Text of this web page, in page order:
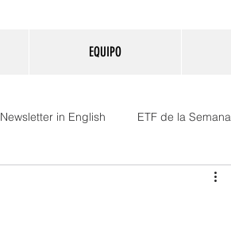
EQUIPO
Newsletter in English ETF de la Semana